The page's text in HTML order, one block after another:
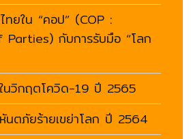
ยใน “คอป” (COP :
กับการรับมือ “โลก
นวิกฤตโควิด-19 ปี 2565
ตภัยร้ายเขย่าโลก ปี 2564